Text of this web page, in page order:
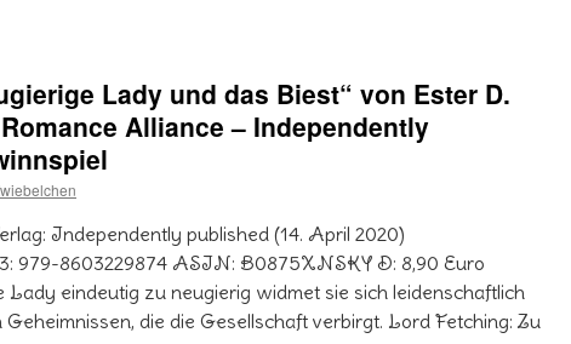
Lady und das Biest“ von Ester D.
Alliance – Independently
Independently published (14. April 2020)
979-8603229874 ASIN: B0875XNSKY D: 8,90 Euro
Lady eindeutig zu neugierig widmet sie sich leidenschaftlich
die die Gesellschaft verbirgt. Lord Fetching: Zu